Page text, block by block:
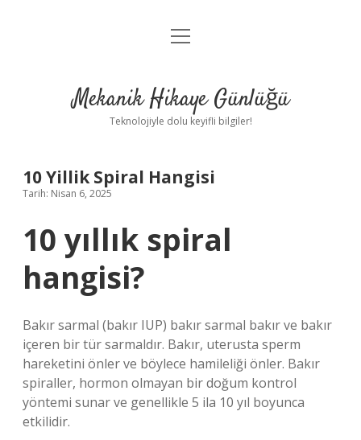
Anasayfa
Yasal Uyarı
menüyü
Mekanik Hikaye Günlüğü
Teknolojiyle dolu keyifli bilgiler!
10 Yillik Spiral Hangisi
Tarih: Nisan 6, 2025
10 yıllık spiral
hangisi?
Bakır sarmal (bakır IUP) bakır sarmal bakır ve bakır
içeren bir tür sarmaldır. Bakır, uterusta sperm
hareketini önler ve böylece hamileliği önler. Bakır
spiraller, hormon olmayan bir doğum kontrol
yöntemi sunar ve genellikle 5 ila 10 yıl boyunca
etkilidir.